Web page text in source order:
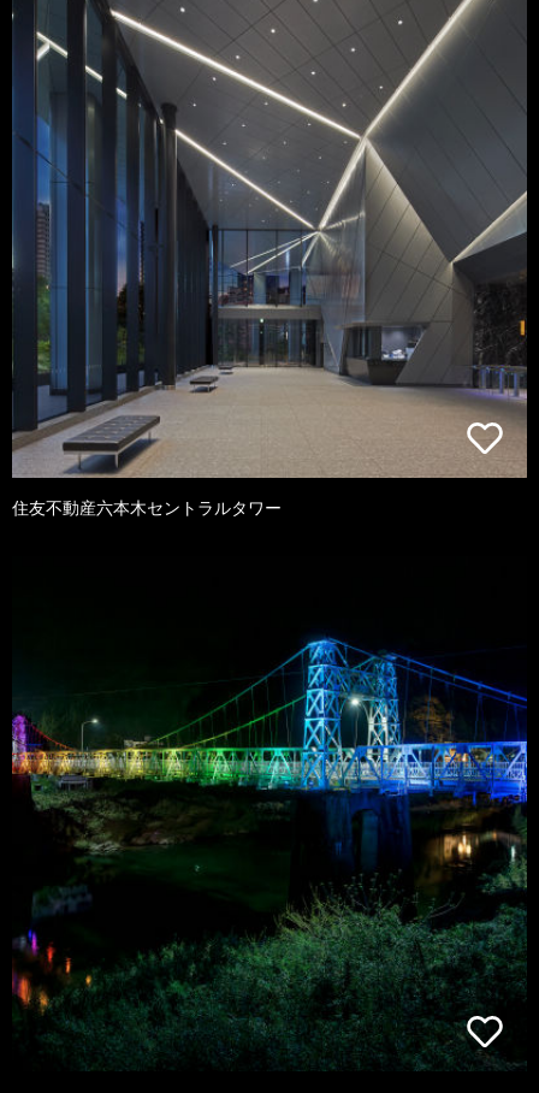
住友不動産六本木セントラルタワー